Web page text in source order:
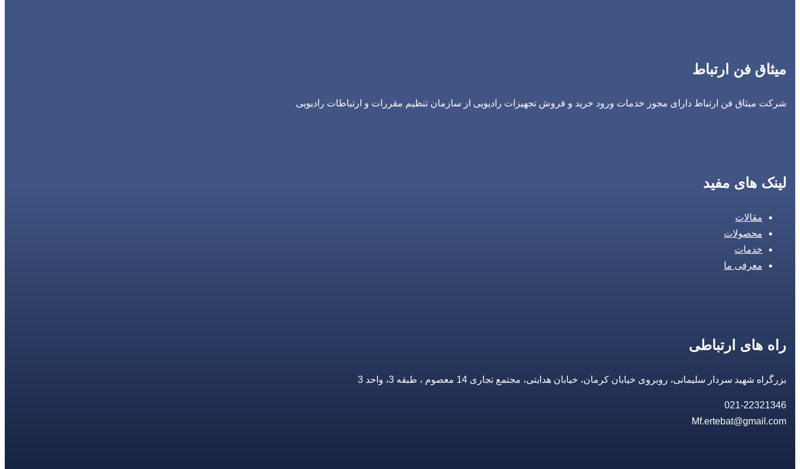
میثاق فن ارتباط
شرکت میثاق فن ارتباط دارای مجوز خدمات ورود خرید و فروش تجهیزات رادیویی از سازمان تنظیم مقررات و ارتباطات رادیویی
لینک های مفید
مقالات
محصولات
خدمات
معرفی ما
راه های ارتباطی
بزرگراه شهید سردار سلیمانی، روبروی خیابان کرمان، خیابان هدایتی، مجتمع تجاری 14 معصوم ، طبقه 3، واحد 3
021-22321346
Mf.ertebat@gmail.com